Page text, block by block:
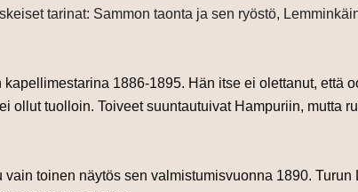
tarinat: Sammon taonta ja sen ryöstö,
1886-1895. Hän itse ei olettanut, että
ollut tuolloin. Toiveet suuntautuivat Hampuriin, mutta
toinen näytös sen valmistumisvuonna 1890.